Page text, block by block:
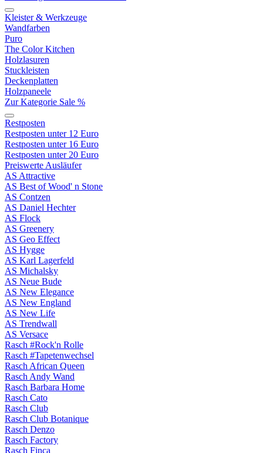
Kleister & Werkzeuge
Wandfarben
Puro
The Color Kitchen
Holzlasuren
Stuckleisten
Deckenplatten
Holzpaneele
Zur Kategorie Sale %
Restposten
Restposten unter 12 Euro
Restposten unter 16 Euro
Restposten unter 20 Euro
Preiswerte Ausläufer
AS Attractive
AS Best of Wood' n Stone
AS Contzen
AS Daniel Hechter
AS Flock
AS Greenery
AS Geo Effect
AS Hygge
AS Karl Lagerfeld
AS Michalsky
AS Neue Bude
AS New Elegance
AS New England
AS New Life
AS Trendwall
AS Versace
Rasch #Rock'n Rolle
Rasch #Tapetenwechsel
Rasch African Queen
Rasch Andy Wand
Rasch Barbara Home
Rasch Cato
Rasch Club
Rasch Club Botanique
Rasch Denzo
Rasch Factory
Rasch Finca